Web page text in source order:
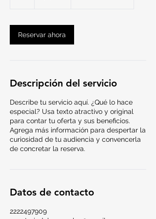
Reservar ahora
Descripción del servicio
Describe tu servicio aquí. ¿Qué lo hace
especial? Usa texto atractivo y original
para contar tu oferta y sus beneficios.
Agrega más información para despertar la
curiosidad de tu audiencia y convencerla
de concretar la reserva.
Datos de contacto
2222497909